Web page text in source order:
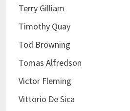
Terry Gilliam
Timothy Quay
Tod Browning
Tomas Alfredson
Victor Fleming
Vittorio De Sica